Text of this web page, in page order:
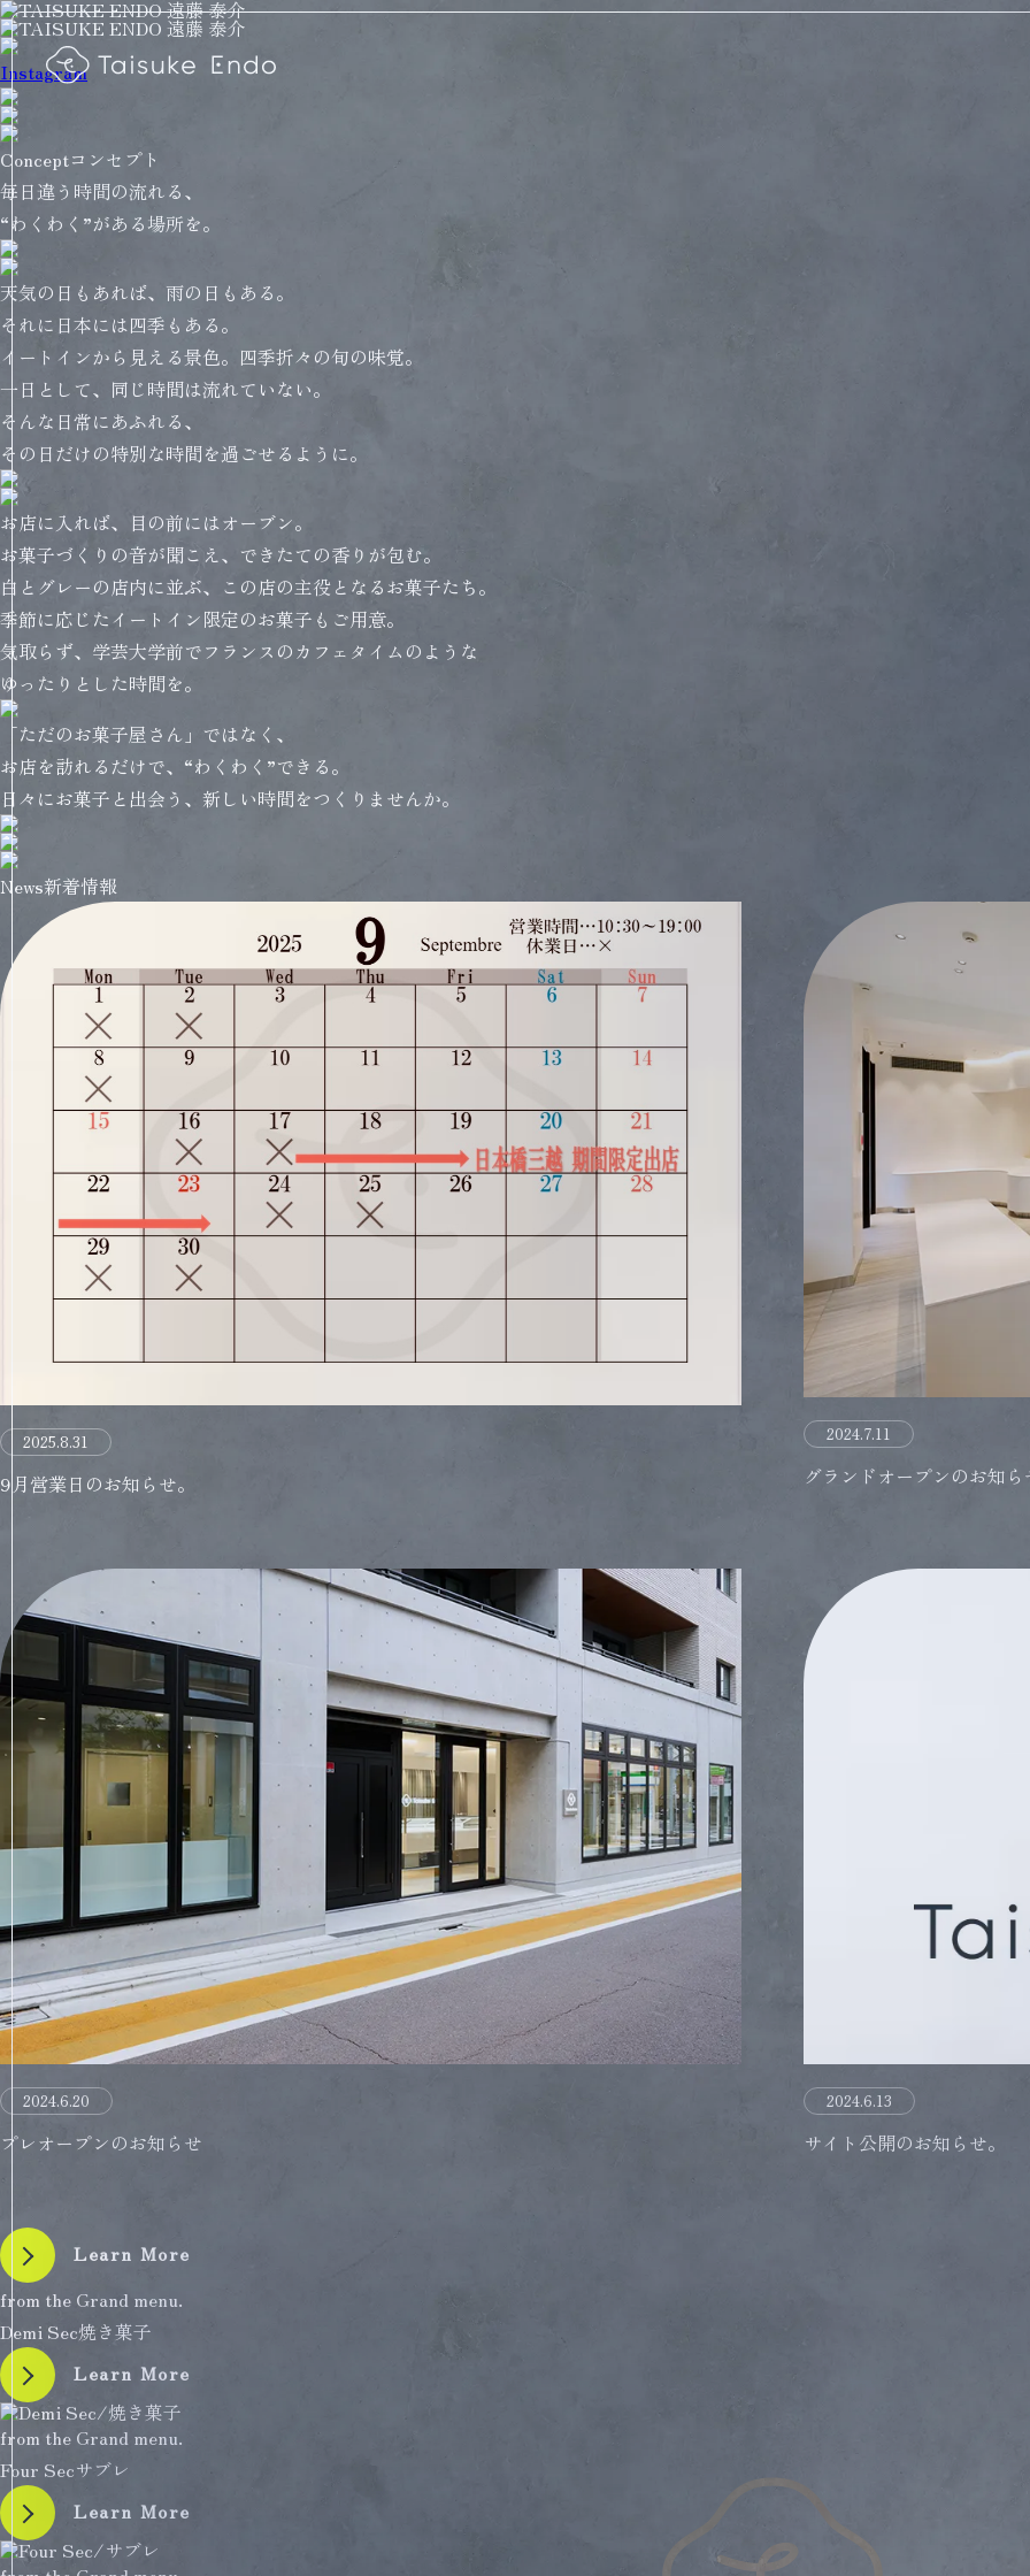
Instagram
Conceptコンセプト
毎日違う時間の流れる、
“わくわく”がある場所を。
天気の日もあれば、雨の日もある。
それに日本には四季もある。
イートインから見える景色。四季折々の旬の味覚。
一日として、同じ時間は流れていない。
そんな日常にあふれる、
その日だけの特別な時間を過ごせるように。
お店に入れば、目の前にはオーブン。
お菓子づくりの音が聞こえ、できたての香りが包む。
白とグレーの店内に並ぶ、この店の主役となるお菓子たち。
季節に応じたイートイン限定のお菓子もご用意。
気取らず、学芸大学前でフランスのカフェタイムのような
ゆったりとした時間を。
「ただのお菓子屋さん」ではなく、
お店を訪れるだけで、“わくわく”できる。
日々にお菓子と出会う、新しい時間をつくりませんか。
News新着情報
2025.8.31
9月営業日のお知らせ。
2024.7.11
グランドオープンのお知ら
2024.6.20
プレオープンのお知らせ
2024.6.13
サイト公開のお知らせ。
Learn More
from the Grand menu.
Demi Sec焼き菓子
Learn More
from the Grand menu.
Four Secサブレ
Learn More